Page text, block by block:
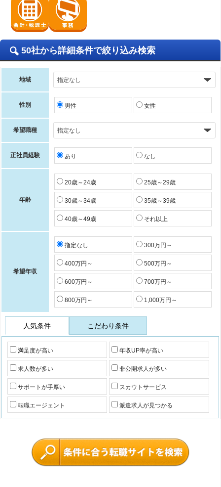
50社から詳細条件で絞り込み検索
地域
性別 男性 女性
希望職種
正社員経験 あり なし
年齢
20歳～24歳 25歳～29歳
30歳～34歳 35歳～39歳
40歳～49歳 それ以上
希望年収
指定なし 300万円～
400万円～ 500万円～
600万円～ 700万円～
800万円～ 1,000万円～
人気条件 こだわり条件
満足度が高い 年収UP率が高い
求人数が多い 非公開求人が多い
サポートが手厚い スカウトサービス
転職エージェント 派遣求人が見つかる